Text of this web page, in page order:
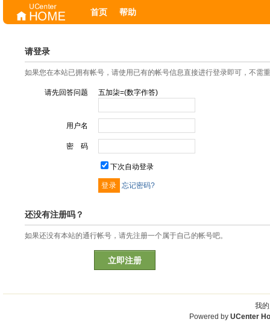
首页 帮助
请登录
如果您在本站已拥有帐号，请使用已有的帐号信息直接进行登录即可，不需
请先回答问题 五加柒=(数字作答)
用户名
密 码
下次自动登录
忘记密码?
还没有注册吗？
如果还没有本站的通行帐号，请先注册一个属于自己的帐号吧。
立即注册
我
Powered by UCenter